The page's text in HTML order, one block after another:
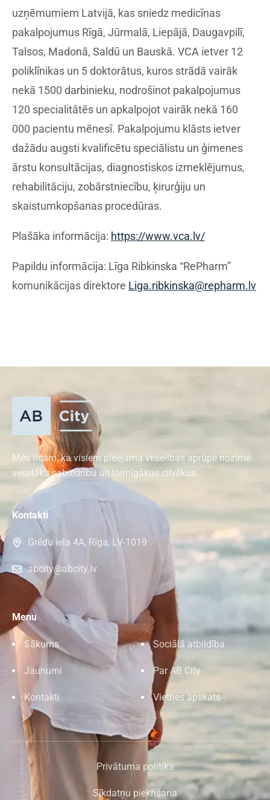
uzņēmumiem Latvijā, kas sniedz medicīnas
pakalpojumus Rīgā, Jūrmalā, Liepājā, Daugavpilī,
Talsos, Madonā, Saldū un Bauskā. VCA ietver 12
poliklīnikas un 5 doktorātus, kuros strādā vairāk
nekā 1500 darbinieku, nodrošinot pakalpojumus
120 specialitātēs un apkalpojot vairāk nekā 160
000 pacientu mēnesī. Pakalpojumu klāsts ietver
dažādu augsti kvalificētu speciālistu un ģimenes
ārstu konsultācijas, diagnostiskos izmeklējumus,
rehabilitāciju, zobārstniecību, ķirurģiju un
skaistumkopšanas procedūras.
Plašāka informācija: https://www.vca.lv/
Papildu informācija: Līga Ribkinska “RePharm”
komunikācijas direktore Liga.ribkinska@repharm.lv
Mēs ticam, ka visiem pieejama veselības aprūpe nozīmē
veselāku sabiedrību un laimīgākus cilvēkus.
Kontakti
Grēdu iela 4A, Rīga, LV-1019
abcity@abcity.lv
Menu
Sākums Sociālā atbildība
Jaunumi Par AB City
Kontakti Vietnes apskats
Privātuma politika
Sīkdatņu piekrišana